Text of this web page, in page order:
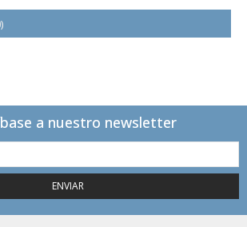
a nuestro newsletter
ENVIAR